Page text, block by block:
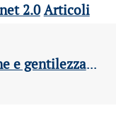
2.0 Articoli
e gentilezza...